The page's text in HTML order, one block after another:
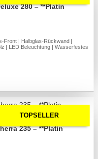
280 – **Platin
Front | Halbglas-Rückwand |
| LED Beleuchtung | Wasserfestes
TOPSELLER
235 – **Platin